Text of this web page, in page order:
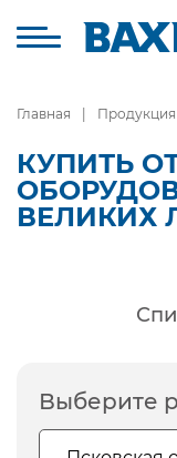
Главная Продукция
КУПИТЬ
ВЕЛИКИХ
Выберите